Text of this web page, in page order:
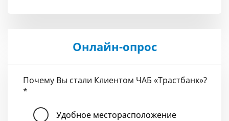
Онлайн-опрос
Почему Вы стали Клиентом ЧАБ «Трастбанк»?
*
Удобное месторасположение